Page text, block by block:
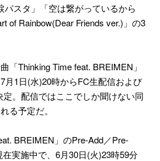
パスタ」「空は繋がっているから
of Rainbow(Dear Friends ver.)」の3
「Thinking Time feat. BREIMEN」
月1日(水)20時からFC生配信および
。配信ではここでしか聞けない同
る予定だ。
BREIMEN」のPre-Add／Pre-
実施中で、6月30日(火)23時59分